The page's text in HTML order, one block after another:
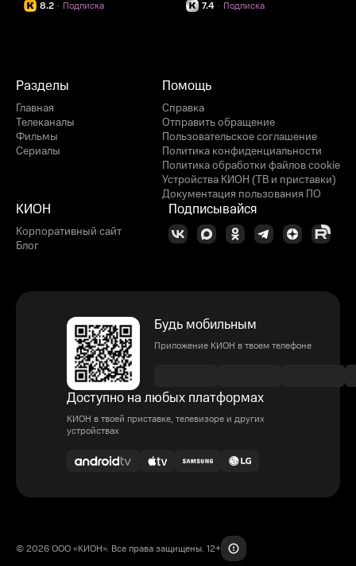
8.2 Подписка
· 7.4 Подписка
·
Разделы
Главная
Телеканалы
Фильмы
Сериалы
Помощь
Справка
Отправить обращение
Пользовательское соглашение
Политика конфиденциальности
Политика обработки файлов cookie
Устройства КИОН (ТВ и приставки)
Документация пользования ПО
КИОН
Корпоративный сайт
Блог
Подписывайся
Будь мобильным
Приложение КИОН в твоем телефоне
Доступно на любых платформах
КИОН в твоей приставке, телевизоре и других
устройствах
© 2026 ООО «КИОН». Все права защищены. 12+